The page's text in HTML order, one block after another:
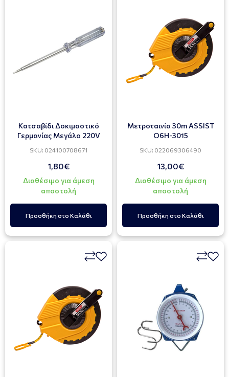
Κατσαβίδι Δοκιμαστικό
Γερμανίας Μεγάλο 220V
SKU: 024100708671
1,80€
Διαθέσιμο για άμεση
αποστολή
Προσθήκη στο Καλάθι
Μετροταινία 30m ASSIST
O6H-3015
SKU: 022069306490
13,00€
Διαθέσιμο για άμεση
αποστολή
Προσθήκη στο Καλάθι